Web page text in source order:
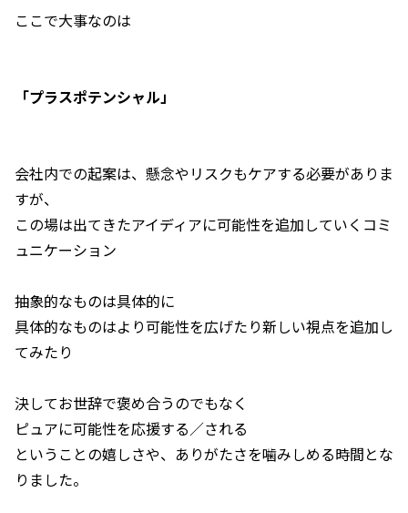
ここで大事なのは
「プラスポテンシャル」
会社内での起案は、懸念やリスクもケアする必要がありま
すが、
この場は出てきたアイディアに可能性を追加していくコミ
ュニケーション
抽象的なものは具体的に
具体的なものはより可能性を広げたり新しい視点を追加し
てみたり
決してお世辞で褒め合うのでもなく
ピュアに可能性を応援する／される
ということの嬉しさや、ありがたさを噛みしめる時間とな
りました。